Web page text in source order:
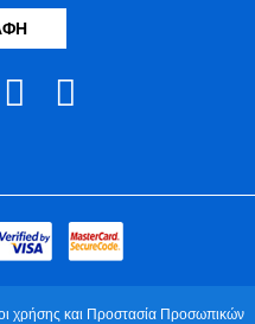
χρήσης και Προστασία Προσωπικών